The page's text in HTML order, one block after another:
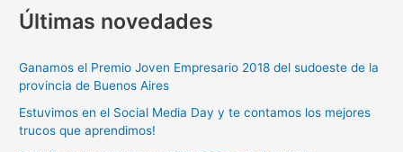
Últimas novedades
Ganamos el Premio Joven Empresario 2018 del sudoeste de la
provincia de Buenos Aires
Estuvimos en el Social Media Day y te contamos los mejores
trucos que aprendimos!